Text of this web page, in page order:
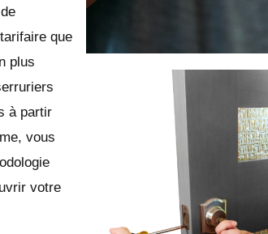
que
plus
à partir
vous
votre